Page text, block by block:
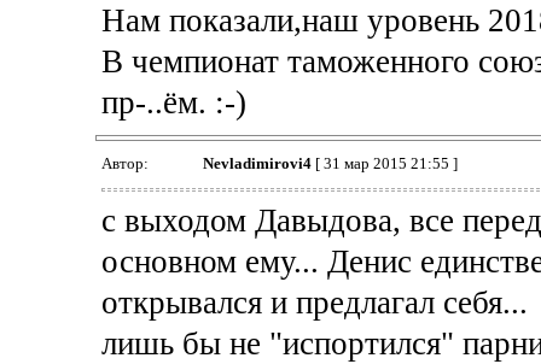
Нам показали,наш уровень
В чемпионат таможенного
пр-..ём. :-)
Автор: Nevladimirovi4[ 31 мар 2015 21:55 ]
с выходом Давыдова, все
основном ему... Денис
открывался и предлагал себя...
лишь бы не "испортился"